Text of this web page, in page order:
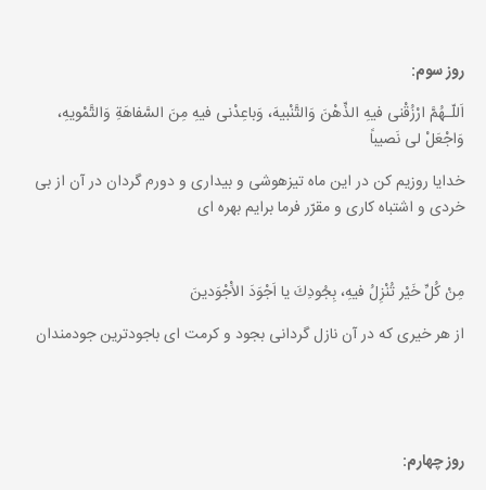
روز سوم:
اَللّـهُمَّ ارْزُقْنى فيهِ الذِّهْنَ وَالتَّنْبيهَ، وَباعِدْنى فيهِ مِنَ السَّفاهَةِ وَالتَّمْويهِ،
وَاجْعَلْ لى نَصيباً
خدايا روزيم كن در اين ماه تيزهوشى و بيدارى و دورم گردان در آن از بى
خردى و اشتباه كارى و مقرّر فرما برايم بهره اى
مِنْ كُلِّ خَيْر تُنْزِلُ فيهِ، بِجُودِكَ يا اَجْوَدَ الاَْجْوَدينَ
از هر خيرى كه در آن نازل گردانى بجود و كرمت اى باجودترين جودمندان
روز چهارم: